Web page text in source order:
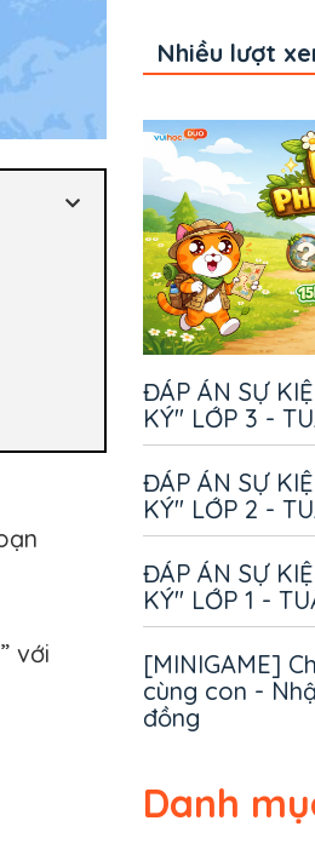
với
Nhiều lượt
ĐÁP ÁN SỰ
KÝ" LỚP 3 -
ĐÁP ÁN SỰ
KÝ" LỚP 2 -
ĐÁP ÁN SỰ
KÝ" LỚP 1 -
[MINIGAME]
cùng con -
đồng
Danh